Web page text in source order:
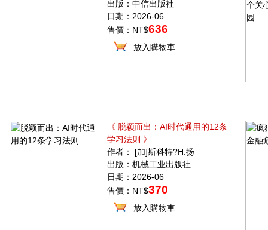
出版：中信出版社
日期：2026-06
售價：NT$636
放入購物車
《 脱颖而出：AI时代通用的12条
学习法则 》
作者： [加]斯科特?H.扬
出版：机械工业出版社
日期：2026-06
售價：NT$370
放入購物車